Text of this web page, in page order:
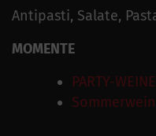
Antipasti, Salate,
MOMENTE
PARTY-WEINE